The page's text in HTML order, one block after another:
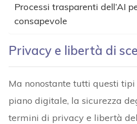
Processi trasparenti dell’AI
consapevole
Privacy e libertà di
Ma nonostante tutti questi
piano digitale, la sicurezza
termini di privacy e libertà